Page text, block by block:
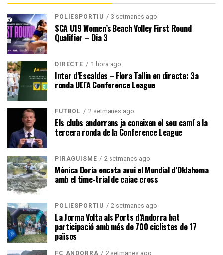
POLIESPORTIU 3 setmanes ago
SCA U19 Women’s Beach Volley First Round
Qualifier – Dia 3
DIRECTE 1 hora ago
Inter d’Escaldes – Flora Tallin en directe: 3a
ronda UEFA Conference League
FUTBOL 2 setmanes ago
Els clubs andorrans ja coneixen el seu camí a la
tercera ronda de la Conference League
PIRAGÜISME 2 setmanes ago
Mònica Doria enceta avui el Mundial d’Oklahoma
amb el time-trial de caiac cross
POLIESPORTIU 2 setmanes ago
La Jorma Volta als Ports d’Andorra bat
participació amb més de 700 ciclistes de 17
països
FC ANDORRA 2 setmanes ago